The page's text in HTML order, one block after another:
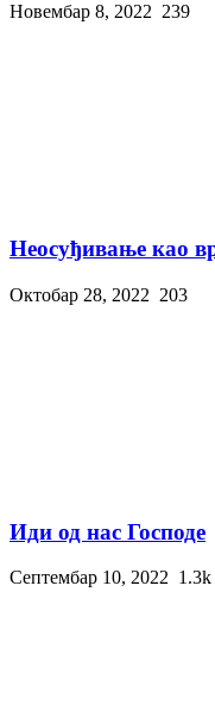
Новембар 8, 2022 239
Неосуђивање као
Октобар 28, 2022 203
Иди од нас Господе
Септембар 10, 2022 1.3k